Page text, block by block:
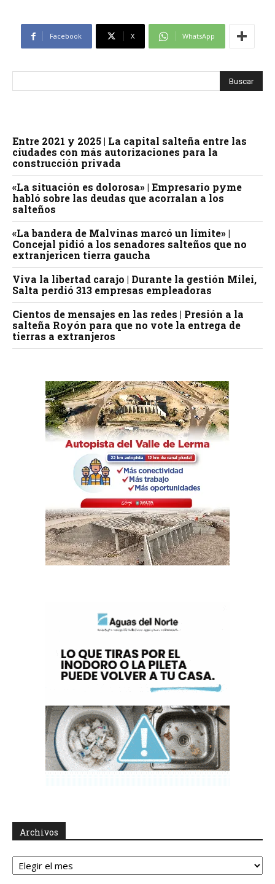
Facebook X WhatsApp
Entre 2021 y 2025 | La capital salteña entre las
ciudades con más autorizaciones para la
construcción privada
«La situación es dolorosa» | Empresario pyme
habló sobre las deudas que acorralan a los
salteños
«La bandera de Malvinas marcó un límite» |
Concejal pidió a los senadores salteños que no
extranjericen tierra gaucha
Viva la libertad carajo | Durante la gestión Milei,
Salta perdió 313 empresas empleadoras
Cientos de mensajes en las redes | Presión a la
salteña Royón para que no vote la entrega de
tierras a extranjeros
Archivos
Archivos